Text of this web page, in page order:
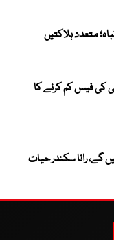
کی فیس کم کرنے کا